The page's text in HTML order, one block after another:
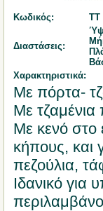
Κωδικός: ΤΤ
Διαστάσεις:
Χαρακτηριστικά:
Με πόρτα-
Με
Με κενό στο
κήπους, και
πεζούλια,
Ιδανικό για